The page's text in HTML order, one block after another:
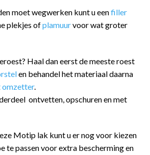
moet wegwerken kunt u eenfiller
plekjes ofplamuurvoor wat groter
Haal dan eerst de meeste roest
en behandel het materiaal daarna
omzetter.
ontvetten, opschuren en met
Motip lak kunt u er nog voor kiezen
te passen voor extra bescherming en